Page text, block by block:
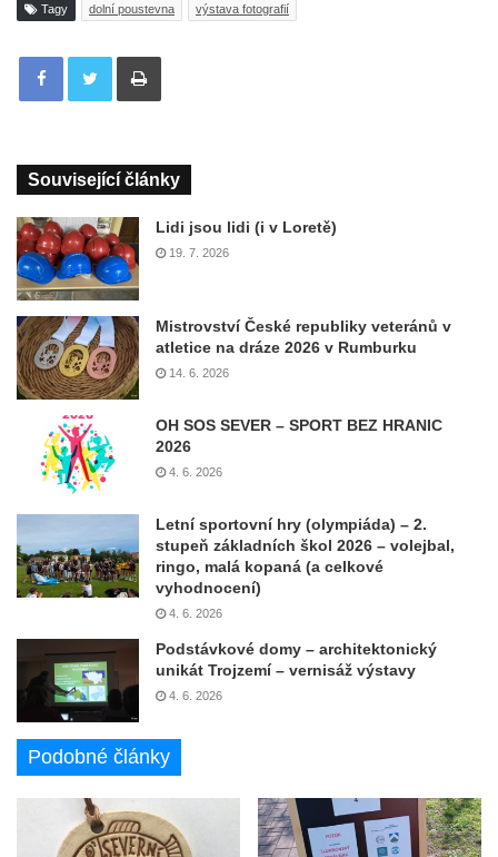
Tagy dolní poustevna výstava fotografií
Tisknout
Související články
Lidi jsou lidi (i v Loretě)
19. 7. 2026
Mistrovství České republiky veteránů v
atletice na dráze 2026 v Rumburku
14. 6. 2026
OH SOS SEVER – SPORT BEZ HRANIC
2026
4. 6. 2026
Letní sportovní hry (olympiáda) – 2.
stupeň základních škol 2026 – volejbal,
ringo, malá kopaná (a celkové
vyhodnocení)
4. 6. 2026
Podstávkové domy – architektonický
unikát Trojzemí – vernisáž výstavy
4. 6. 2026
Podobné články